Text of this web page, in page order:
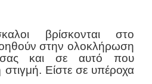
βρίσκονται στο
στην ολοκλήρωση
και σε αυτό που
στιγμή. Είστε σε υπέροχα